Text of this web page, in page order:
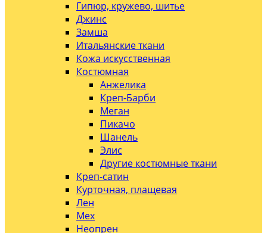
Гипюр, кружево, шитье
Джинс
Замша
Итальянские ткани
Кожа искусственная
Костюмная
Анжелика
Креп-Барби
Меган
Пикачо
Шанель
Элис
Другие костюмные ткани
Креп-сатин
Курточная, плащевая
Лен
Мех
Неопрен